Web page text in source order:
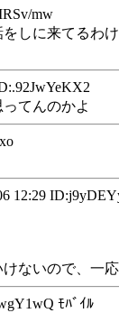
mw
しに来てるわ
てんのかよ
12:29
ないので、一応
ﾓﾊﾞｲﾙ